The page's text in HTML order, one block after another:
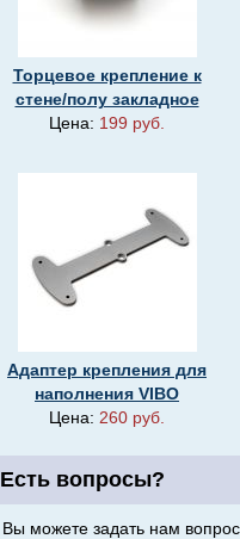
Торцевое крепление к
стене/полу закладное
Цена: 199 руб.
Адаптер крепления для
наполнения VIBO
Цена: 260 руб.
Есть вопросы?
Вы можете задать нам